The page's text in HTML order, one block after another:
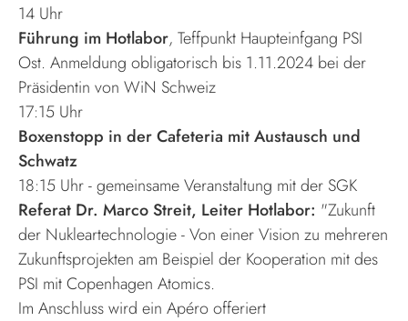
14 Uhr
Führung im Hotlabor, Teffpunkt Haupteinfgang PSI
Ost. Anmeldung obligatorisch bis 1.11.2024 bei der
Präsidentin von WiN Schweiz
17:15 Uhr
Boxenstopp in der Cafeteria mit Austausch und
Schwatz
18:15 Uhr - gemeinsame Veranstaltung mit der SGK
Referat Dr. Marco Streit, Leiter Hotlabor: "Zukunft
der Nukleartechnologie - Von einer Vision zu mehreren
Zukunftsprojekten am Beispiel der Kooperation mit des
PSI mit Copenhagen Atomics.
Im Anschluss wird ein Apéro offeriert